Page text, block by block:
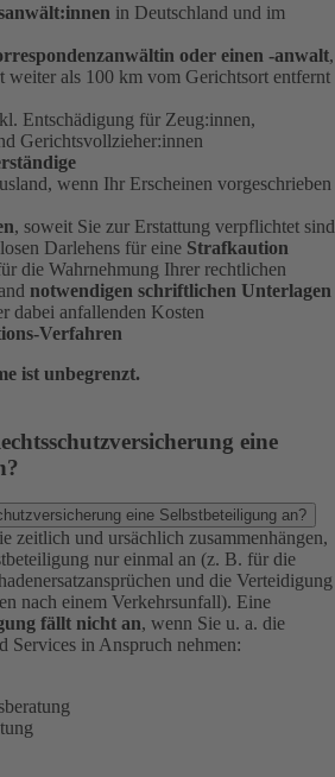
in Deutschland und im
oder einen -anwalt,
weiter als 100 km vom Gerichtsort entfernt
Entschädigung für Zeug:innen,
Gerichtsvollzieher:innen
wenn Ihr Erscheinen vorgeschrieben
, soweit Sie zur Erstattung verpflichtet sind
Darlehens für eine Strafkaution
die Wahrnehmung Ihrer rechtlichen
notwendigen schriftlichen Unterlagen
dabei anfallenden Kosten
Verfahren
ist unbegrenzt.
eine
eine Selbstbeteiligung an?
zeitlich und ursächlich zusammenhängen,
nur einmal an (z. B. für die
und die Verteidigung
nach einem Verkehrsunfall). Eine
fällt nicht an, wenn Sie u. a. die
Services in Anspruch nehmen: